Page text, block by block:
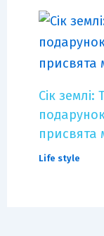
Сік
присвята
Life style